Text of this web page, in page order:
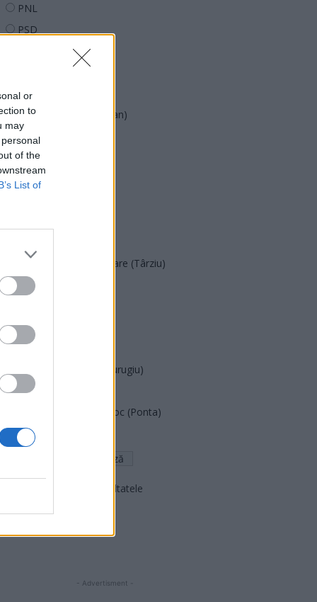
or
to
may
of the
List of
PNL
PSD
PMP (Tomac)
Forța Dreptei (L. Orban)
PNȚMM
REPER
SENS
Acțiunea Conservatoare (Târziu)
PDF (Lazarus)
PNȚCD (Pavelescu)
PNCR (Terheș)
Partidul Patrioților (Surugiu)
FAR (Coarnă)
România pe Primul Loc (Ponta)
Altul
Arată rezultatele
- Advertisment -